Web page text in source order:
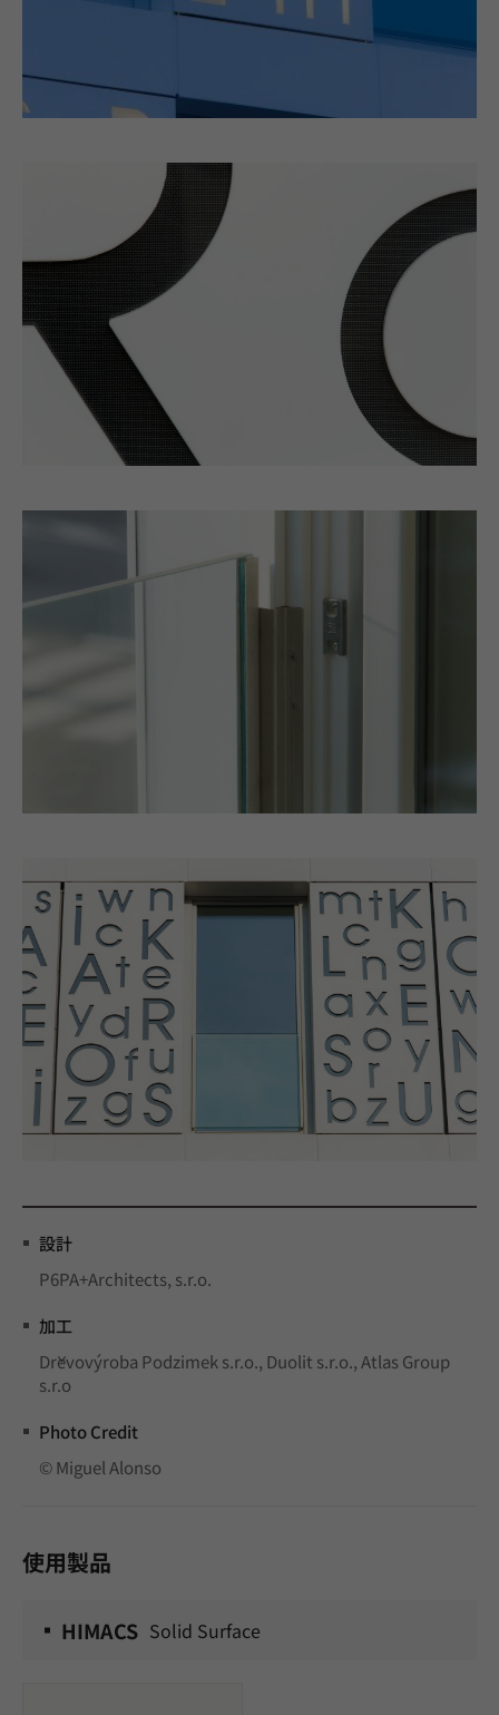
設計
P6PA+Architects, s.r.o.
加工
Dřevovýroba Podzimek s.r.o., Duolit s.r.o., Atlas Group
s.r.o
Photo Credit
© Miguel Alonso
使用製品
HIMACS Solid Surface